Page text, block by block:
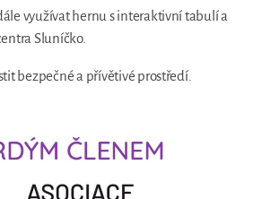
využívat hernu s interaktivní tabulí a
Sluníčko.
bezpečné a přívětivé prostředí.